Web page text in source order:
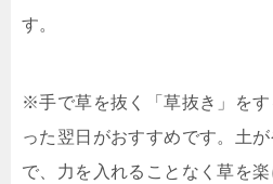
す。
※手で草を抜く「草抜き」を
った翌日がおすすめです。土
で、力を入れることなく草を